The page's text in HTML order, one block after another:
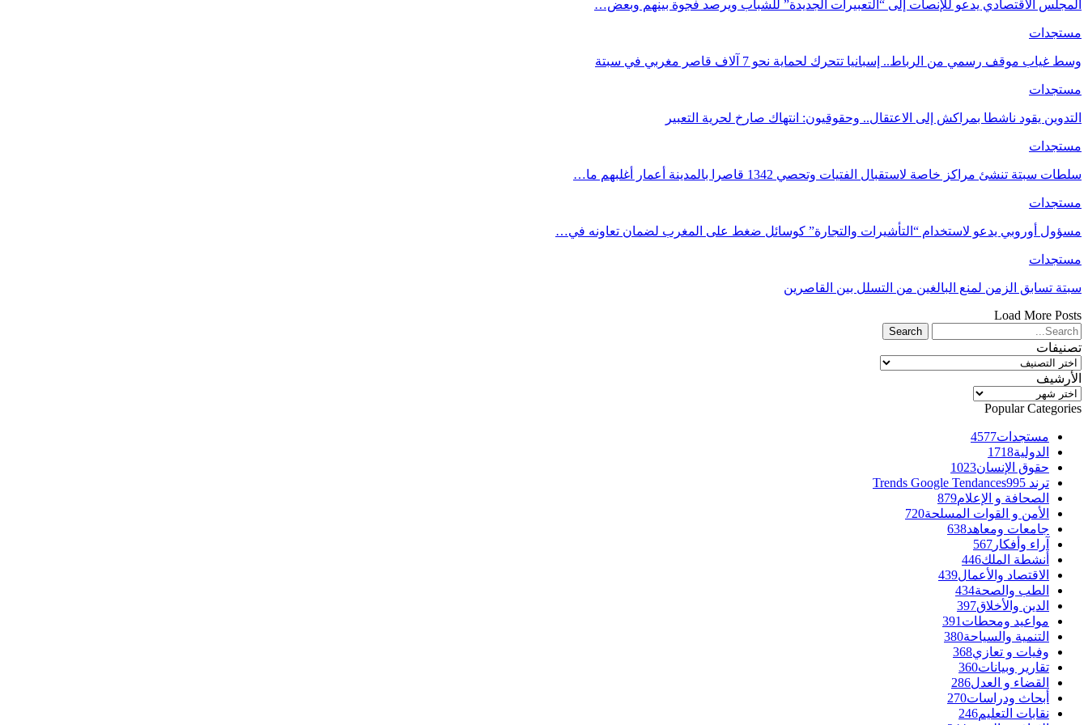
المجلس الاقتصادي يدعو للإنصات إلى “التعبيرات الجديدة” للشباب ويرصد فجوة بينهم وبعض…
مستجدات
وسط غياب موقف رسمي من الرباط.. إسبانيا تتحرك لحماية نحو 7 آلاف قاصر مغربي في سبتة
مستجدات
التدوين يقود ناشطا بمراكش إلى الاعتقال.. وحقوقيون: انتهاك صارخ لحرية التعبير
مستجدات
سلطات سبتة تنشئ مراكز خاصة لاستقبال الفتيات وتحصي 1342 قاصرا بالمدينة أعمار أغلبهم ما…
مستجدات
مسؤول أوروبي يدعو لاستخدام “التأشيرات والتجارة” كوسائل ضغط على المغرب لضمان تعاونه في…
مستجدات
سبتة تسابق الزمن لمنع البالغين من التسلل بين القاصرين
Load More Posts
تصنيفات
تصنيفات
الأرشيف
الأرشيف
Popular Categories
مستجدات4577
الدولية1718
حقوق الإنسان1023
ترند Trends Google Tendances 995
الصحافة و الإعلام879
الأمن و القوات المسلحة720
جامعات ومعاهد638
آراء وأفكار 567
أنشطة الملك446
الاقتصاد والأعمال439
الطب والصحة434
الدين والأخلاق397
مواعيد ومحطات 391
التنمية والسياحة380
وفيات و تعازي368
تقارير وبيانات360
القضاء و العدل286
أبحاث ودراسات270
نقابات التعليم246